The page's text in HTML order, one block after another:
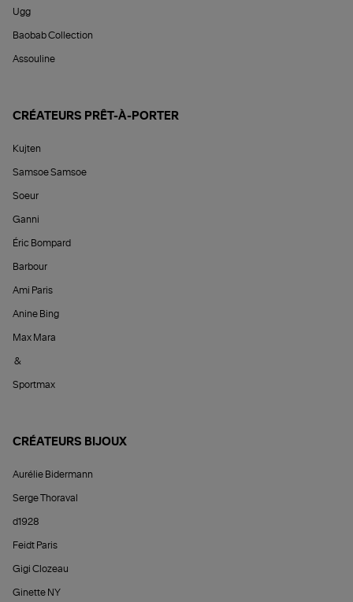
Ugg
Baobab Collection
Assouline
CRÉATEURS PRÊT-À-PORTER
Kujten
Samsoe Samsoe
Soeur
Ganni
Éric Bompard
Barbour
Ami Paris
Anine Bing
Max Mara
&
Sportmax
CRÉATEURS BIJOUX
Aurélie Bidermann
Serge Thoraval
d1928
Feidt Paris
Gigi Clozeau
Ginette NY